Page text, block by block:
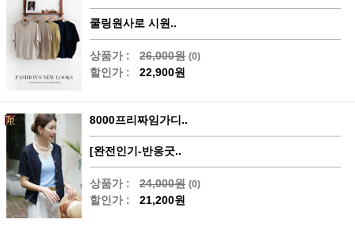
쿨링원사로 시원..
상품가 : 26,000원 (0)
할인가 : 22,900원
8000프리짜임가디..
[완전인기-반응굿..
상품가 : 24,000원 (0)
할인가 : 21,200원